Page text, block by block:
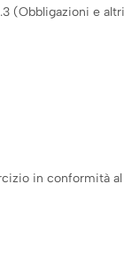
(Obbligazioni e
in conformità